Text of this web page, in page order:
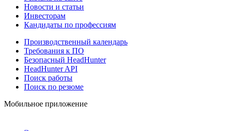
Новости и статьи
Инвесторам
Кандидаты по профессиям
Производственный календарь
Требования к ПО
Безопасный HeadHunter
HeadHunter API
Поиск работы
Поиск по резюме
Мобильное приложение